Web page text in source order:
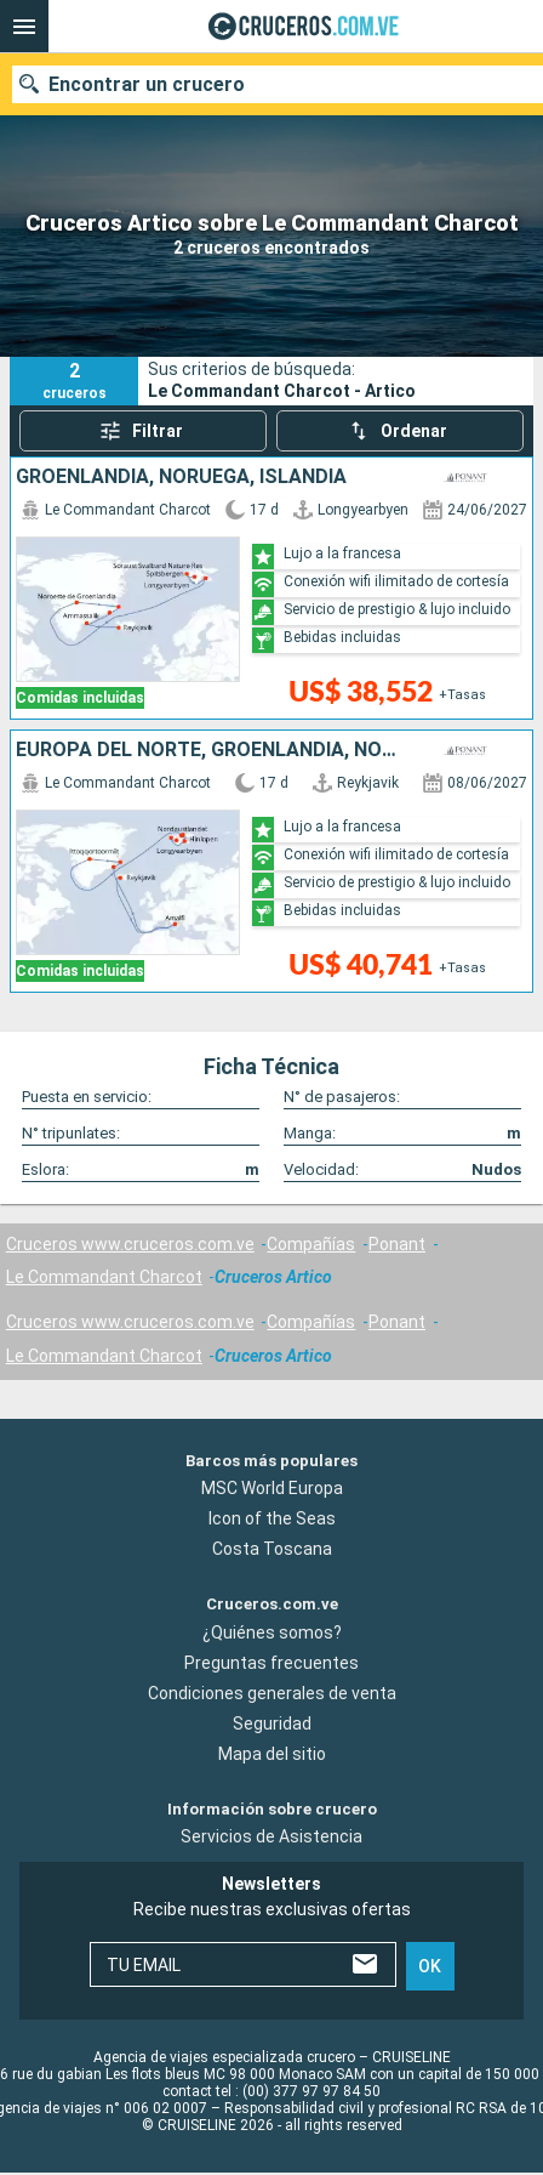
Cruceros Artico sobre Le Commandant Charcot
2 cruceros encontrados
Encontrar un crucero
Nuestros destinos
Fecha de salida
Puertos Compañías
Buscar
2
cruceros
Sus criterios de búsqueda:
Le Commandant Charcot - Artico
Filtrar Ordenar
GROENLANDIA, NORUEGA, ISLANDIA
Comidas incluidas
Le Commandant Charcot 17 d Longyearbyen 24/06/2027
US$ 38,552 +Tasas
Lujo a la francesa
Conexión wifi ilimitado de cortesía
Servicio de prestigio & lujo incluido
Bebidas incluidas
EUROPA DEL NORTE, GROENLANDIA, NORUEGA, ITALIA, ISLANDIA
Comidas incluidas
Le Commandant Charcot 17 d Reykjavik 08/06/2027
US$ 40,741 +Tasas
Lujo a la francesa
Conexión wifi ilimitado de cortesía
Servicio de prestigio & lujo incluido
Bebidas incluidas
Ficha Técnica
Puesta en servicio:
N° de pasajeros:
N° tripunlates:
Manga:
m
Eslora:
m Velocidad: Nudos
Cruceros www.cruceros.com.ve Compañías
Ponant
Le Commandant Charcot
Cruceros Artico
Cruceros www.cruceros.com.ve Compañías
Ponant
Le Commandant Charcot
Cruceros Artico
Barcos más populares
MSC World Europa
Icon of the Seas
Costa Toscana
Cruceros.com.ve
¿Quiénes somos?
Preguntas frecuentes
Condiciones generales de venta
Seguridad
Mapa del sitio
Información sobre crucero
Servicios de Asistencia
Newsletters
Recibe nuestras exclusivas ofertas
TU EMAIL OK
Agencia de viajes especializada crucero – CRUISELINE
rue du gabian Les flots bleus MC 98 000 Monaco SAM con un capital de 150 000
contact tel : (00) 377 97 97 84 50
de viajes n° 006 02 0007 – Responsabilidad civil y profesional RC RSA de
© CRUISELINE 2026 - all rights reserved